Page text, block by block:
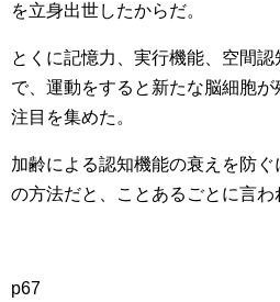
を立身出世したからだ。
とくに記憶力、実行機能、空間
で、運動をすると新たな脳細胞
注目を集めた。
加齢による認知機能の衰えを防
の方法だと、ことあるごとに言わ
p67